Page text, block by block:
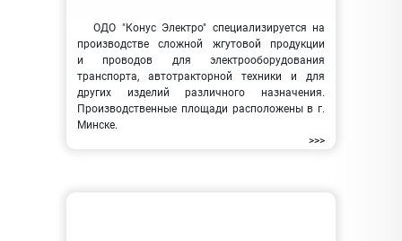
ОДО "Конус Электро" специализируется на
производстве сложной жгутовой продукции
и проводов для электрооборудования
транспорта, автотракторной техники и для
других изделий различного назначения.
Производственные площади расположены в г.
Минске.
>>>